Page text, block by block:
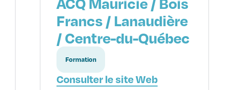
Francs / Lanaudière
/ Centre-du-Québec
Formation
Consulter le site Web